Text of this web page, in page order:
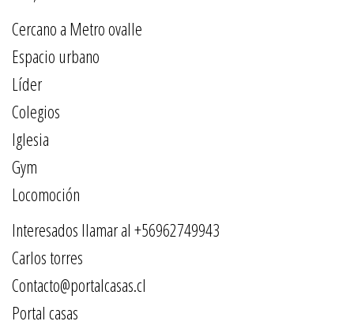
Cercano a Metro ovalle
Espacio urbano
Líder
Colegios
Iglesia
Gym
Locomoción
Interesados llamar al +56962749943
Carlos torres
Contacto@portalcasas.cl
Portal casas